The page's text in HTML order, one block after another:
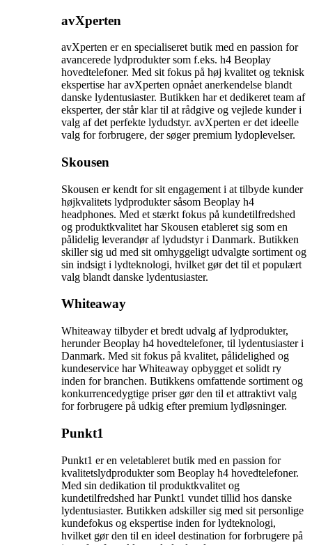
avXperten
avXperten er en specialiseret butik med en passion for
avancerede lydprodukter som f.eks. h4 Beoplay
hovedtelefoner. Med sit fokus på høj kvalitet og teknisk
ekspertise har avXperten opnået anerkendelse blandt
danske lydentusiaster. Butikken har et dedikeret team af
eksperter, der står klar til at rådgive og vejlede kunder i
valg af det perfekte lydudstyr. avXperten er det ideelle
valg for forbrugere, der søger premium lydoplevelser.
Skousen
Skousen er kendt for sit engagement i at tilbyde kunder
højkvalitets lydprodukter såsom Beoplay h4
headphones. Med et stærkt fokus på kundetilfredshed
og produktkvalitet har Skousen etableret sig som en
pålidelig leverandør af lydudstyr i Danmark. Butikken
skiller sig ud med sit omhyggeligt udvalgte sortiment og
sin indsigt i lydteknologi, hvilket gør det til et populært
valg blandt danske lydentusiaster.
Whiteaway
Whiteaway tilbyder et bredt udvalg af lydprodukter,
herunder Beoplay h4 hovedtelefoner, til lydentusiaster i
Danmark. Med sit fokus på kvalitet, pålidelighed og
kundeservice har Whiteaway opbygget et solidt ry
inden for branchen. Butikkens omfattende sortiment og
konkurrencedygtige priser gør den til et attraktivt valg
for forbrugere på udkig efter premium lydløsninger.
Punkt1
Punkt1 er en veletableret butik med en passion for
kvalitetslydprodukter som Beoplay h4 hovedtelefoner.
Med sin dedikation til produktkvalitet og
kundetilfredshed har Punkt1 vundet tillid hos danske
lydentusiaster. Butikken adskiller sig med sit personlige
kundefokus og ekspertise inden for lydteknologi,
hvilket gør den til en ideel destination for forbrugere på